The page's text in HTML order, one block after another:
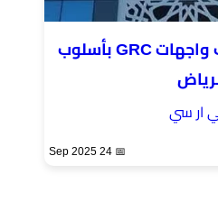
أفضل مقاول تركيب واجهات GRC بأسلوب
ار سي
📅 24 Sep 2025